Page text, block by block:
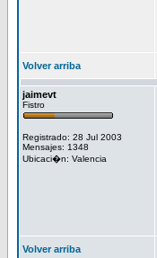
Volver arriba
jaimevt
Fistro
Registrado: 28 Jul 2003
Mensajes: 1348
Ubicaci�n: Valencia
Volver arriba